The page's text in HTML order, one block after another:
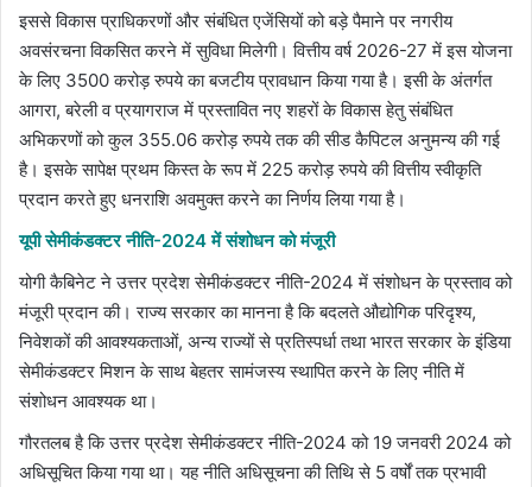
इससे विकास प्राधिकरणों और संबंधित एजेंसियों को बड़े पैमाने पर नगरीय
अवसंरचना विकसित करने में सुविधा मिलेगी। वित्तीय वर्ष 2026-27 में इस योजना
के लिए 3500 करोड़ रुपये का बजटीय प्रावधान किया गया है। इसी के अंतर्गत
आगरा, बरेली व प्रयागराज में प्रस्तावित नए शहरों के विकास हेतु संबंधित
अभिकरणों को कुल 355.06 करोड़ रुपये तक की सीड कैपिटल अनुमन्य की गई
है। इसके सापेक्ष प्रथम किस्त के रूप में 225 करोड़ रुपये की वित्तीय स्वीकृति
प्रदान करते हुए धनराशि अवमुक्त करने का निर्णय लिया गया है।
यूपी सेमीकंडक्टर नीति-2024 में संशोधन को मंजूरी
योगी कैबिनेट ने उत्तर प्रदेश सेमीकंडक्टर नीति-2024 में संशोधन के प्रस्ताव को
मंजूरी प्रदान की। राज्य सरकार का मानना है कि बदलते औद्योगिक परिदृश्य,
निवेशकों की आवश्यकताओं, अन्य राज्यों से प्रतिस्पर्धा तथा भारत सरकार के इंडिया
सेमीकंडक्टर मिशन के साथ बेहतर सामंजस्य स्थापित करने के लिए नीति में
संशोधन आवश्यक था।
गौरतलब है कि उत्तर प्रदेश सेमीकंडक्टर नीति-2024 को 19 जनवरी 2024 को
अधिसूचित किया गया था। यह नीति अधिसूचना की तिथि से 5 वर्षों तक प्रभावी